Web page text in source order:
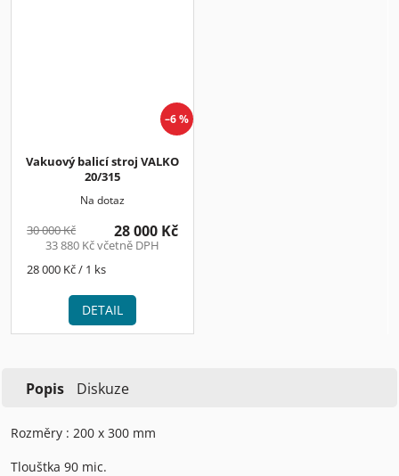
–6 %
Vakuový balicí stroj VALKO
20/315
Na dotaz
30 000 Kč
33 880 Kč včetně DPH
28 000 Kč
Měrná
28 000 Kč / 1 ks
DETAIL
Popis Diskuze
Rozměry : 200 x 300 mm
Tlouštka 90 mic.